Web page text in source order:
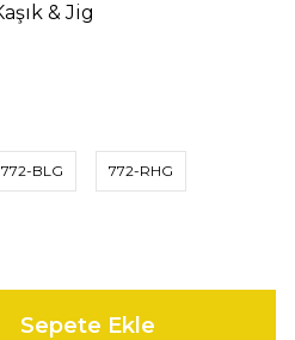
& Jig
772-BLG 772-RHG
Sepete Ekle